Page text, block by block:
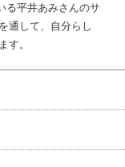
る平井あみさんのサ
通して、自分らし
す。